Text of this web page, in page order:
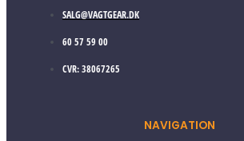
SALG@VAGTGEAR.DK
60 57 59 00
CVR: 38067265
NAVIGATION